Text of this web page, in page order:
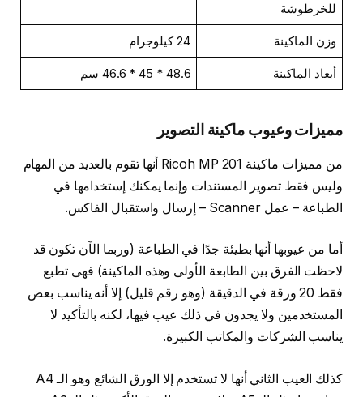
للخرطوشة
وزن الماكينة 24 كيلوجرام
أبعاد الماكينة 48.6 * 45 * 46.6 سم
مميزات وعيوب ماكينة التصوير
من مميزات ماكينة Ricoh MP 201 أنها تقوم بالعديد من المهام
وليس فقط تصوير المستندات وإنما يمكنك إستخدامها في
الطباعة – عمل Scanner – إرسال واستقبال الفاكس.
أما من عيوبها أنها بطيئة جدًا في الطباعة (وربما الآن تكون قد
لاحظت الفرق بين الطابعة الأولى وهذه الماكينة) فهى تطبع
فقط 20 ورقة في الدقيقة (وهو رقم قليل) إلا أنه يناسب بعض
المستخدمين ولا يجدون في ذلك عيب فيها، لكنه بالتأكيد لا
يناسب الشركات والمكاتب الكبيرة.
كذلك العيب الثاني أنها لا تستخدم إلا الورق الشائع وهو الـ A4